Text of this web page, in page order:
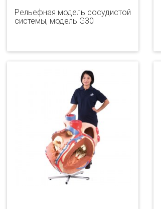
Рельефная модель сосудистой
системы, модель G30